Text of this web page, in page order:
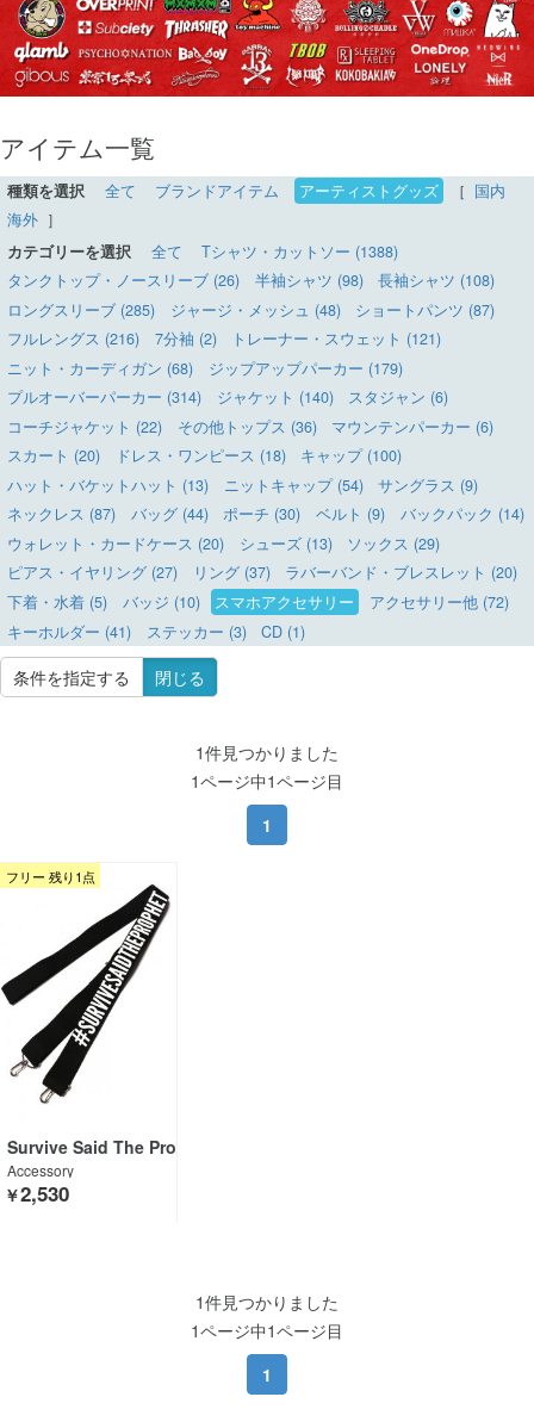
アイテム一覧
種類を選択 全て ブランドアイテム アーティストグッズ ［ 国内
海外 ］
カテゴリーを選択
全て
Tシャツ・カットソー (1388)
タンクトップ・ノースリーブ (26)
半袖シャツ (98)
長袖シャツ (108)
ロングスリーブ (285)
ジャージ・メッシュ (48)
ショートパンツ (87)
フルレングス (216)
7分袖 (2)
トレーナー・スウェット (121)
ニット・カーディガン (68)
ジップアップパーカー (179)
プルオーバーパーカー (314)
ジャケット (140)
スタジャン (6)
コーチジャケット (22)
その他トップス (36)
マウンテンパーカー (6)
スカート (20)
ドレス・ワンピース (18)
キャップ (100)
ハット・バケットハット (13)
ニットキャップ (54)
サングラス (9)
ネックレス (87)
バッグ (44) ポーチ (30) ベルト (9)
バックパック (14)
ウォレット・カードケース (20)
シューズ (13)
ソックス (29)
ピアス・イヤリング (27)
リング (37)
ラバーバンド・ブレスレット (20)
下着・水着 (5)
バッジ (10) スマホアクセサリー
アクセサリー他 (72)
キーホルダー (41)
ステッカー (3) CD (1)
条件を指定する 閉じる
1件見つかりました
1ページ中1ページ目
1
フリー 残り1点
Survive Said The Pro
phet
Accessory
￥2,530
1件見つかりました
1ページ中1ページ目
1